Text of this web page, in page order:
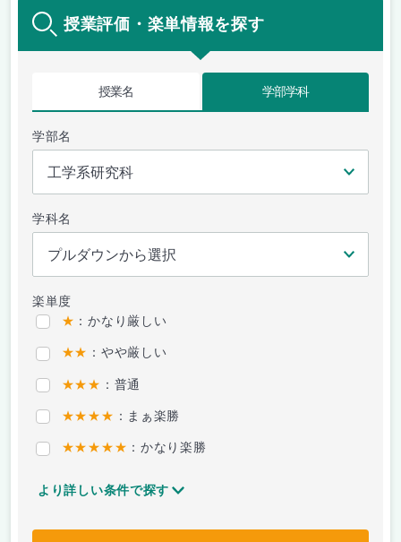
授業評価・楽単情報を探す
授業名 学部学科
学部名
学科名
楽単度
★ ：かなり厳しい
★★ ：やや厳しい
★★★ ：普通
★★★★ ：まぁ楽勝
★★★★★ ：かなり楽勝
より詳しい条件で探す